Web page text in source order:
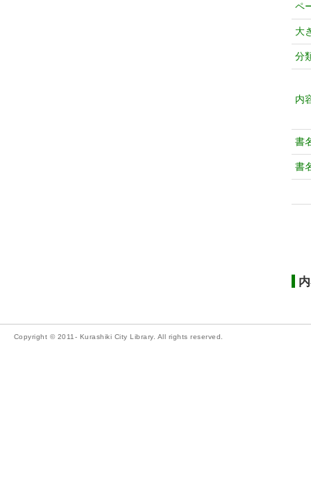
ペ
大
分
内
書
書
Copyright © 2011- Kurashiki City Library. All rights reserved.